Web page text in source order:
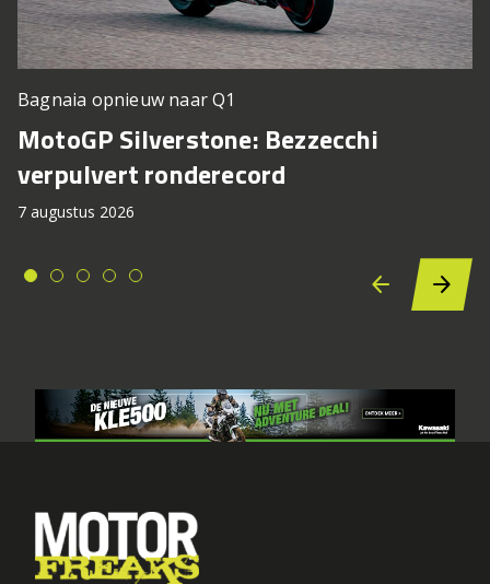
Bagnaia opnieuw naar Q1
MotoGP Silverstone: Bezzecchi
verpulvert ronderecord
7 augustus 2026